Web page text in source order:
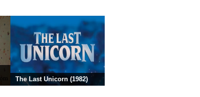
The Last Unicorn (1982)